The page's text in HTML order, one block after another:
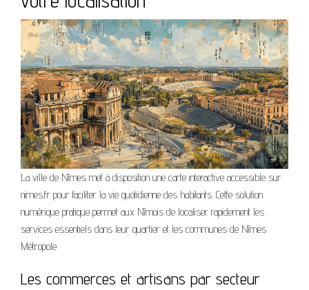
La ville de Nîmes met à disposition une carte interactive accessible sur
nimes.fr pour faciliter la vie quotidienne des habitants. Cette solution
numérique pratique permet aux Nîmois de localiser rapidement les
services essentiels dans leur quartier et les communes de Nîmes
Métropole.
Les commerces et artisans par secteur